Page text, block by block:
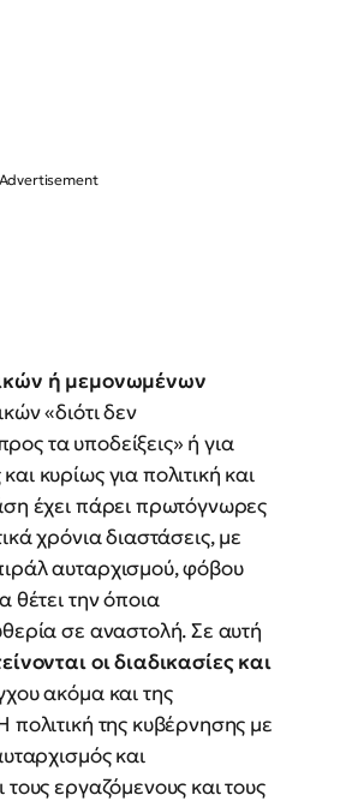
ή μεμονωμένων
«διότι δεν
τα υποδείξεις» ή για
κυρίως για πολιτική και
έχει πάρει πρωτόγνωρες
χρόνια διαστάσεις, με
αυταρχισμού, φόβου
θέτει την όποια
σε αναστολή. Σε αυτή
οι διαδικασίες και
ακόμα και της
της κυβέρνησης με
και
εργαζόμενους και τους